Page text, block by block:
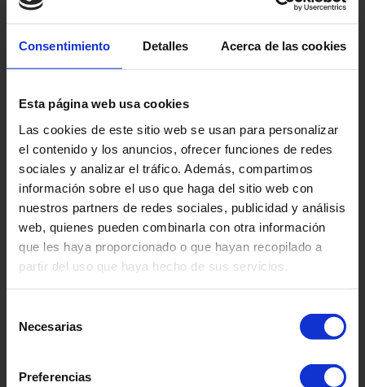
Consentimiento Detalles Acerca de las cookies
Esta página web usa cookies
Las cookies de este sitio web se usan para personalizar
el contenido y los anuncios, ofrecer funciones de redes
sociales y analizar el tráfico. Además, compartimos
información sobre el uso que haga del sitio web con
nuestros partners de redes sociales, publicidad y análisis
web, quienes pueden combinarla con otra información
que les haya proporcionado o que hayan recopilado a
partir del uso que haya hecho de sus servicios.
Necesarias
Preferencias
Italicum
SY20001
Cardoon